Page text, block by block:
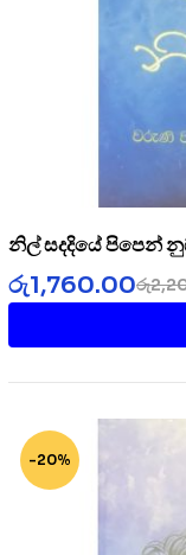
නිල් සදදියේ පිපෙන්
රු
රු1,760.00
-20%